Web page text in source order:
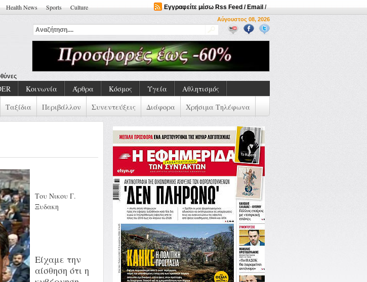
Health News Sports Culture Εγγραφείτε μέσω Rss Feed / Email /
Αύγουστος 08, 2026
Κοινωνία Άρθρα Κόσμος Υγεία
Αθλητισμός
Ταξίδια Περιβάλλον Συνεντεύξεις Διάφορα Χρήσιμα Τηλέφωνα
Tου Νικου Γ.
Ξυδακη
Είχαμε την
αίσθηση ότι η